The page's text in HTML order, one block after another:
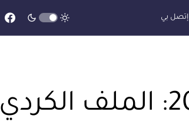
إتصل بي
أولوية تركيا في 2026: الملف الكردي